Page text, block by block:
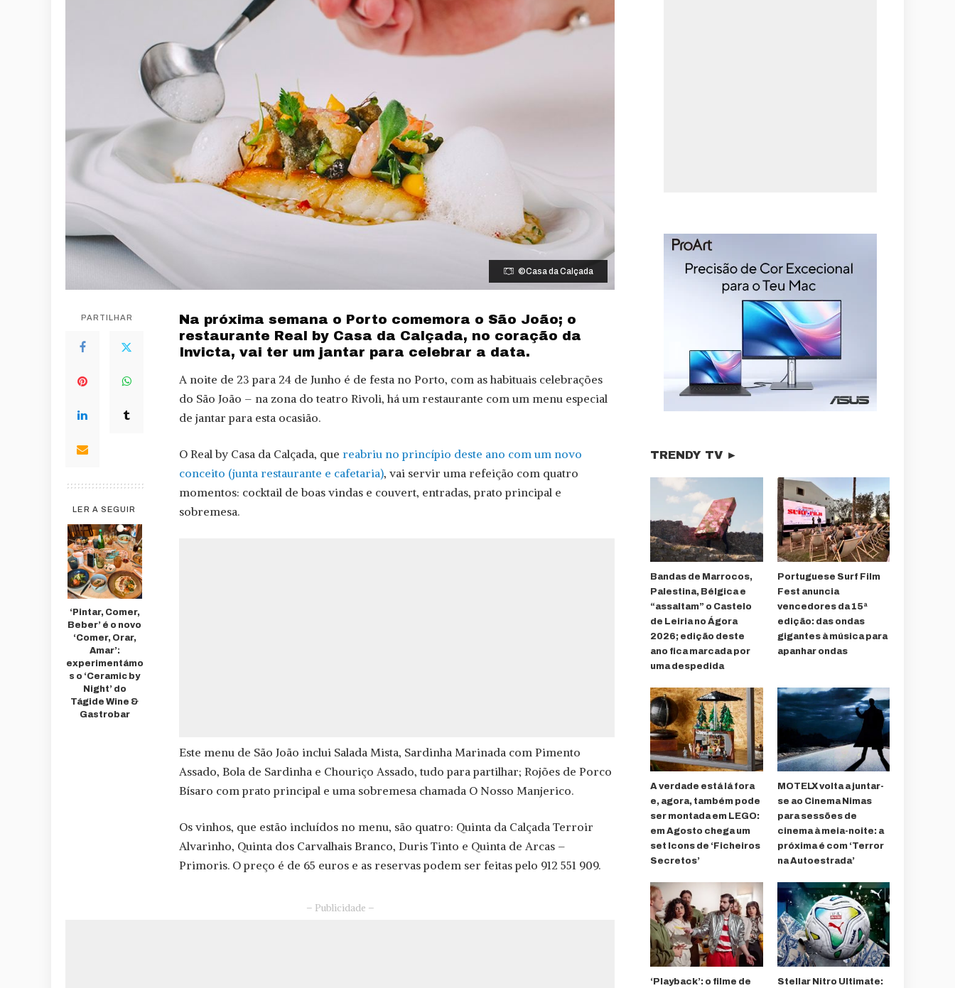
©Casa da Calçada
PARTILHAR
LER A SEGUIR
‘Pintar, Comer,
Beber’ é o novo
‘Comer, Orar,
Amar’:
experimentámo
s o ‘Ceramic by
Night’ do
Tágide Wine &
Gastrobar
Na próxima semana o Porto comemora o São João; o
restaurante Real by Casa da Calçada, no coração da
Invicta, vai ter um jantar para celebrar a data.
A noite de 23 para 24 de Junho é de festa no Porto, com as habituais celebrações
do São João – na zona do teatro Rivoli, há um restaurante com um menu especial
de jantar para esta ocasião.
O Real by Casa da Calçada, que reabriu no princípio deste ano com um novo
conceito (junta restaurante e cafetaria), vai servir uma refeição com quatro
momentos: cocktail de boas vindas e couvert, entradas, prato principal e
sobremesa.
Este menu de São João inclui Salada Mista, Sardinha Marinada com Pimento
Assado, Bola de Sardinha e Chouriço Assado, tudo para partilhar; Rojões de Porco
Bísaro com prato principal e uma sobremesa chamada O Nosso Manjerico.
Os vinhos, que estão incluídos no menu, são quatro: Quinta da Calçada Terroir
Alvarinho, Quinta dos Carvalhais Branco, Duris Tinto e Quinta de Arcas –
Primoris. O preço é de 65 euros e as reservas podem ser feitas pelo 912 551 909.
– Publicidade –
TRENDY TV ►
Bandas de Marrocos,
Palestina, Bélgica e
“assaltam” o Castelo
de Leiria no Ágora
2026; edição deste
ano fica marcada por
uma despedida
Portuguese Surf Film
Fest anuncia
vencedores da 15ª
edição: das ondas
gigantes à música para
apanhar ondas
A verdade está lá fora
e, agora, também pode
ser montada em LEGO:
em Agosto chega um
set Icons de ‘Ficheiros
Secretos’
MOTELX volta a juntar-
se ao Cinema Nimas
para sessões de
cinema à meia-noite: a
próxima é com ‘Terror
na Autoestrada’
‘Playback’: o filme de
Stellar Nitro Ultimate: